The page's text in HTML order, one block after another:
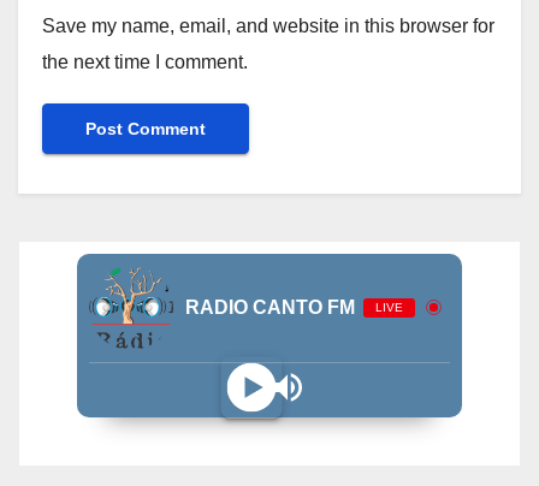
Save my name, email, and website in this browser for
the next time I comment.
RADIO CANTO FM LIVE